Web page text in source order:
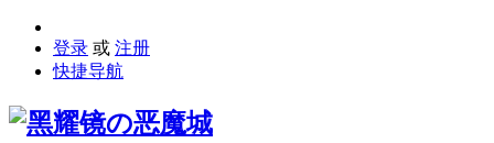
登录 或 注册
快捷导航